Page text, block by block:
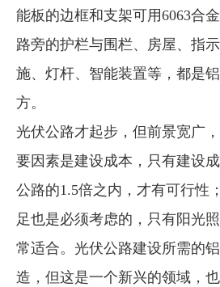
能板的边框和支架可用6063合
路旁的护栏与围栏、房屋、指
施、灯杆、智能装置等，都是
方。
光伏公路才起步，但前景宽广
要因素是建设成本，只有建设
公路的1.5倍之内，才有可行性
足也是必须考虑的，只有阳光
常适合。光伏公路建设所需的
造，但这是一个新兴的领域，